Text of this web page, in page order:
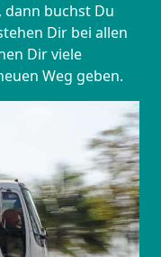
dann buchst Du
Dir bei allen
Dir viele
Weg geben.